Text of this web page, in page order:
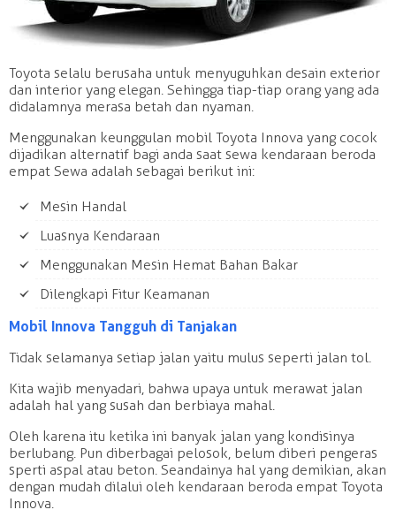
Toyota selalu berusaha untuk menyuguhkan desain exterior
dan interior yang elegan. Sehingga tiap-tiap orang yang ada
didalamnya merasa betah dan nyaman.
Menggunakan keunggulan mobil Toyota Innova yang cocok
dijadikan alternatif bagi anda saat sewa kendaraan beroda
empat Sewa adalah sebagai berikut ini:
Mesin Handal
Luasnya Kendaraan
Menggunakan Mesin Hemat Bahan Bakar
Dilengkapi Fitur Keamanan
Mobil Innova Tangguh di Tanjakan
Tidak selamanya setiap jalan yaitu mulus seperti jalan tol.
Kita wajib menyadari, bahwa upaya untuk merawat jalan
adalah hal yang susah dan berbiaya mahal.
Oleh karena itu ketika ini banyak jalan yang kondisinya
berlubang. Pun diberbagai pelosok, belum diberi pengeras
sperti aspal atau beton. Seandainya hal yang demikian, akan
dengan mudah dilalui oleh kendaraan beroda empat Toyota
Innova.